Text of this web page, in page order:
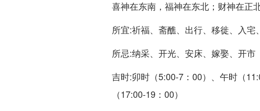
喜神在东南，福神在东北；财神在正
所宜:祈福、斋醮、出行、移徙、入
所忌:纳采、开光、安床、嫁娶、开市
吉时:卯时（5:00-7：00）、午时（
（17:00-19：00）